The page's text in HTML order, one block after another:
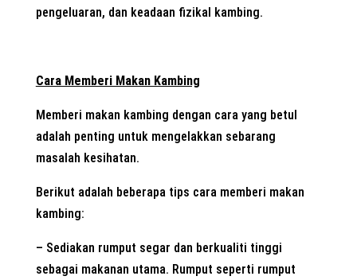
pengeluaran, dan keadaan fizikal kambing.
Cara Memberi Makan Kambing
Memberi makan kambing dengan cara yang betul
adalah penting untuk mengelakkan sebarang
masalah kesihatan.
Berikut adalah beberapa tips cara memberi makan
kambing:
– Sediakan rumput segar dan berkualiti tinggi
sebagai makanan utama. Rumput seperti rumput